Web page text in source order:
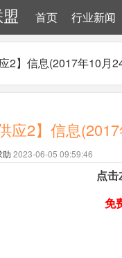
首页 行业新闻
2】信息(2017年10月
应2】信息
助 2023-06-05 09:59:46
点
免